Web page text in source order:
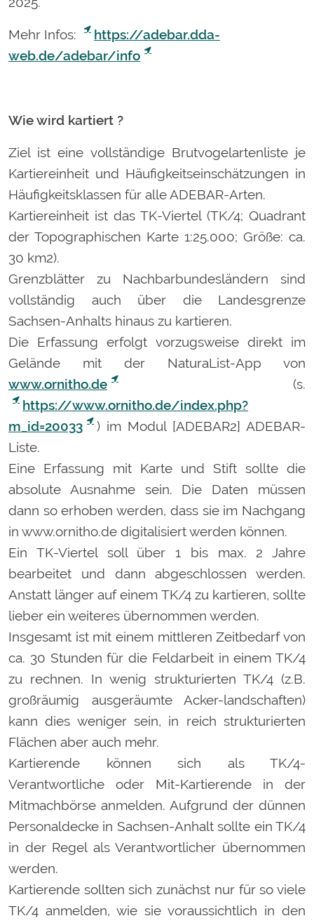
Mehr Infos:
https://adebar.dda-
web.de/adebar/info
Wie wird kartiert ?
Ziel ist eine vollständige Brutvogelartenliste je
Kartiereinheit und Häufigkeitseinschätzungen in
Häufigkeitsklassen für alle ADEBAR-Arten.
Kartiereinheit ist das TK-Viertel (TK/4; Quadrant
der Topographischen Karte 1:25.000; Größe: ca.
30 km2).
Grenzblätter zu Nachbarbundesländern sind
vollständig auch über die Landesgrenze
Sachsen-Anhalts hinaus zu kartieren.
Die Erfassung erfolgt vorzugsweise direkt im
Gelände mit der NaturaList-App von
www.ornitho.de
(s.
https://www.ornitho.de/index.php?
m_id=20033
) im Modul [ADEBAR2] ADEBAR-
Liste.
Eine Erfassung mit Karte und Stift sollte die
absolute Ausnahme sein. Die Daten müssen
dann so erhoben werden, dass sie im Nachgang
in www.ornitho.de digitalisiert werden können.
Ein TK-Viertel soll über 1 bis max. 2 Jahre
bearbeitet und dann abgeschlossen werden.
Anstatt länger auf einem TK/4 zu kartieren, sollte
lieber ein weiteres übernommen werden.
Insgesamt ist mit einem mittleren Zeitbedarf von
ca. 30 Stunden für die Feldarbeit in einem TK/4
zu rechnen. In wenig strukturierten TK/4 (z.B.
großräumig ausgeräumte Acker-landschaften)
kann dies weniger sein, in reich strukturierten
Flächen aber auch mehr.
Kartierende können sich als TK/4-
Verantwortliche oder Mit-Kartierende in der
Mitmachbörse anmelden. Aufgrund der dünnen
Personaldecke in Sachsen-Anhalt sollte ein TK/4
in der Regel als Verantwortlicher übernommen
werden.
Kartierende sollten sich zunächst nur für so viele
TK/4 anmelden, wie sie voraussichtlich in den